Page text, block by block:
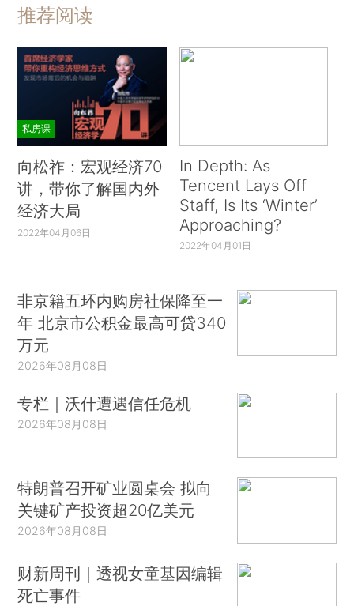
推荐阅读
私房课
向松祚：宏观经济70
讲，带你了解国内外
经济大局
2022年04月06日
In Depth: As
Tencent Lays Off
Staff, Is Its ‘Winter’
Approaching?
2022年04月01日
非京籍五环内购房社保降至一
年 北京市公积金最高可贷340
万元
2026年08月08日
专栏｜沃什遭遇信任危机
2026年08月08日
特朗普召开矿业圆桌会 拟向
关键矿产投资超20亿美元
2026年08月08日
财新周刊｜透视女童基因编辑
死亡事件